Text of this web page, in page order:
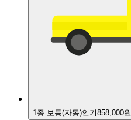
1종 보통(자동)인기858,000원